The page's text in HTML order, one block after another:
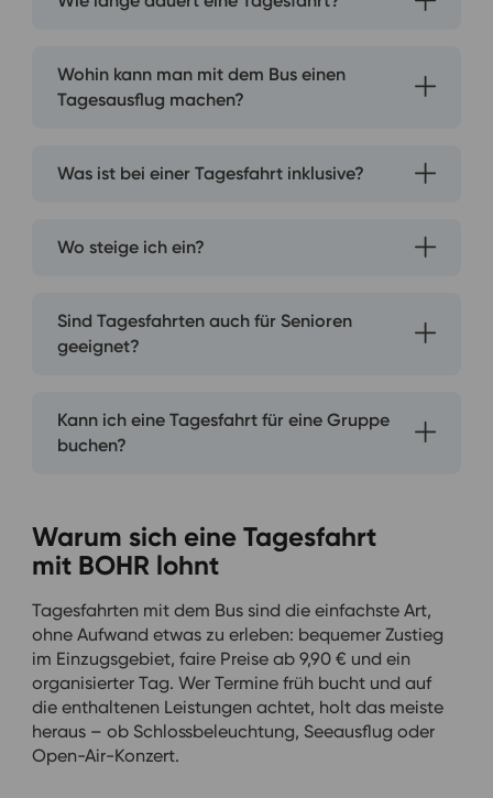
Wohin kann man mit dem Bus einen
Tagesausflug machen?
Was ist bei einer Tagesfahrt inklusive?
Wo steige ich ein?
Sind Tagesfahrten auch für Senioren
geeignet?
Kann ich eine Tagesfahrt für eine Gruppe
buchen?
Warum sich eine Tagesfahrt
mit BOHR lohnt
Tagesfahrten mit dem Bus sind die einfachste Art,
ohne Aufwand etwas zu erleben: bequemer Zustieg
im Einzugsgebiet, faire Preise ab 9,90 € und ein
organisierter Tag. Wer Termine früh bucht und auf
die enthaltenen Leistungen achtet, holt das meiste
heraus – ob Schlossbeleuchtung, Seeausflug oder
Open-Air-Konzert.